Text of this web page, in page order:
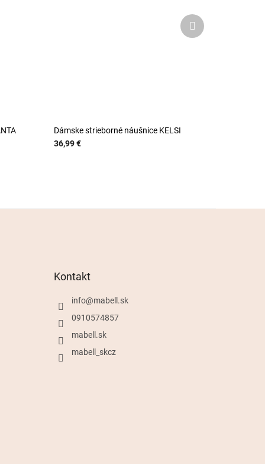
Dámske strieborné náušnice KELSI
36,99 €
Ďalší
produkt
Kontakt
info@mabell.sk
0910574857
mabell.sk
mabell_skcz